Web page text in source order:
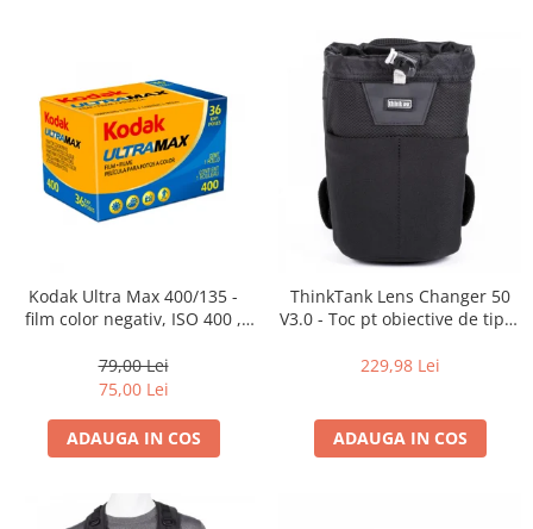
Kodak Ultra Max 400/135 -
film color negativ, ISO 400 ,
79,00 Lei
75,00 Lei
ADAUGA IN COS
ThinkTank Lens Changer 50
V3.0 - Toc pt obiective de tipul
229,98 Lei
ADAUGA IN COS